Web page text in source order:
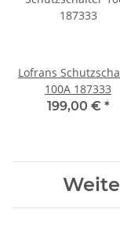
Lofrans
100A 187333
199,00 € *